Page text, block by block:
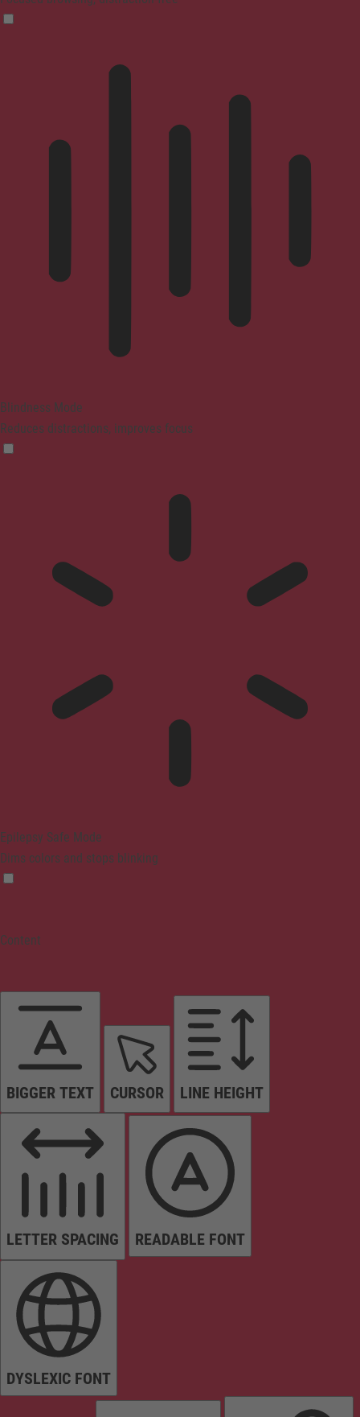
Blindness Mode
Reduces distractions, improves focus
Epilepsy Safe Mode
Dims colors and stops blinking
Content
BIGGER TEXT CURSOR LINE HEIGHT
LETTER SPACING READABLE FONT
DYSLEXIC FONT